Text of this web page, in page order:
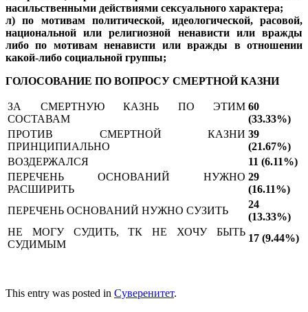
насильственными действиями сексуального характера;
л) по мотивам политической, идеологической, расовой,
национальной или религиозной ненависти или вражды
либо по мотивам ненависти или вражды в отношении
какой-либо социальной группы;
ГОЛОСОВАНИЕ ПО ВОПРОСУ СМЕРТНОЙ КАЗНИ
ЗА СМЕРТНУЮ КАЗНЬ ПО ЭТИМ
СОСТАВАМ
60
(33.33%)
ПРОТИВ СМЕРТНОЙ КАЗНИ
ПРИНЦИПИАЛЬНО
39
(21.67%)
ВОЗДЕРЖАЛСЯ
11 (6.11%)
ПЕРЕЧЕНЬ ОСНОВАНИЙ НУЖНО
РАСШИРИТЬ
29
(16.11%)
ПЕРЕЧЕНЬ ОСНОВАНИЙ НУЖНО СУЗИТЬ
24
(13.33%)
НЕ МОГУ СУДИТЬ, ТК НЕ ХОЧУ БЫТЬ
СУДИМЫМ
17 (9.44%)
This entry was posted in Суверенитет.